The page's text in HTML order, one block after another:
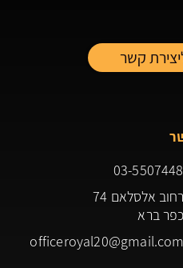
03-5507448
רחוב אלסלאם 74
כפר ברא
officeroyal20@gmail.com